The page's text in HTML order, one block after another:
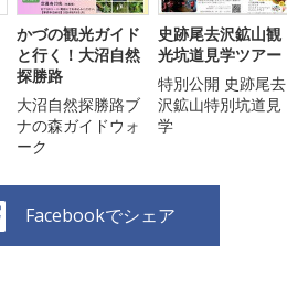
かづの観光ガイド
と行く！大沼自然
探勝路
大沼自然探勝路ブ
ナの森ガイドウォ
ーク
史跡尾去沢鉱山観
光坑道見学ツアー
特別公開 史跡尾去
沢鉱山特別坑道見
学
Facebookでシェア